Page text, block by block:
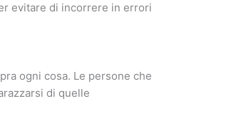
evitare di incorrere in errori
ogni cosa. Le persone che
di quelle